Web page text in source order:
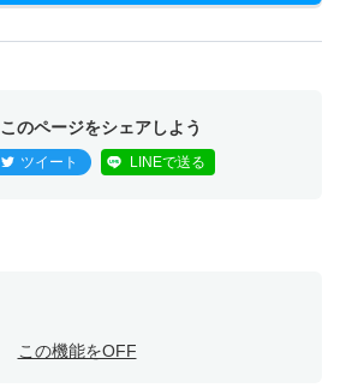
このページをシェアしよう
ツイート LINEで送る
この機能をOFF